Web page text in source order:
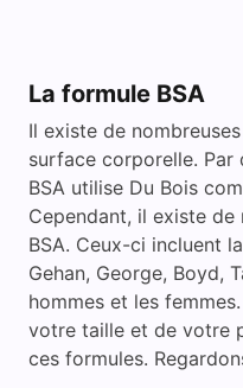
La formule BSA
Il existe de
surface corporelle.
BSA utilise Du Bois
Cependant, il existe
BSA. Ceux-ci incluent
Gehan, George, Boyd,
hommes et les
votre taille et de votre
ces formules.